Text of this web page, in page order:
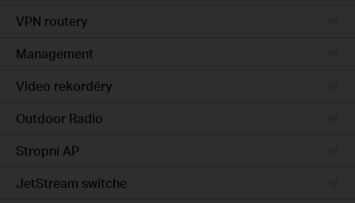
VPN routery
Management
Video rekordéry
Outdoor Radio
Stropní AP
JetStream switche